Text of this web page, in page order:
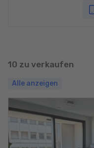
10 zu verkaufen
Alle anzeigen